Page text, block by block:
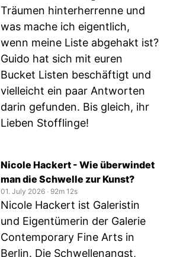
Träumen hinterherrenne und
was mache ich eigentlich,
wenn meine Liste abgehakt ist?
Guido hat sich mit euren
Bucket Listen beschäftigt und
vielleicht ein paar Antworten
darin gefunden. Bis gleich, ihr
Lieben Stofflinge!
Nicole Hackert - Wie überwindet
man die Schwelle zur Kunst?
01. July 2026 ‧ 92m 12s
Nicole Hackert ist Galeristin
und Eigentümerin der Galerie
Contemporary Fine Arts in
Berlin. Die Schwellenangst,